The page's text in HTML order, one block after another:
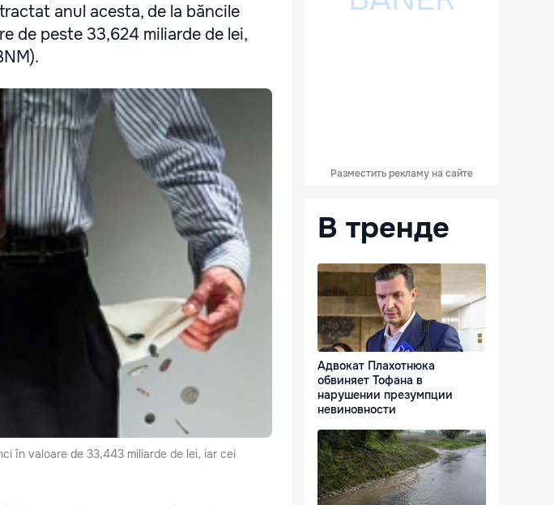
anul acesta, de la băncile
de peste 33,624 miliarde de lei,
în valoare de 33,443 miliarde de lei, iar cei
Разместить рекламу на сайте
В тренде
Адвокат Плахотнюка
обвиняет Тофана в
нарушении презумпции
невиновности